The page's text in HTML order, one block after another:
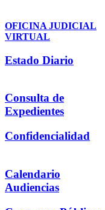
OFICINA JUDICIAL
VIRTUAL
Estado Diario
Consulta de
Expedientes
Confidencialidad
Calendario
Audiencias